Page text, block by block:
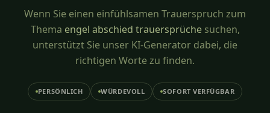
Wenn Sie einen einfühlsamen Trauerspruch zum
Thema engel abschied trauersprüchesuchen,
unterstützt Sie unser KI-Generator dabei, die
richtigen Worte zu finden.
PERSÖNLICH WÜRDEVOLL SOFORT VERFÜGBAR